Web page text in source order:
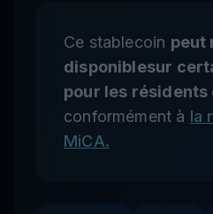
Ce stablecoin peut
disponiblesur
pour les résidents
conformément à la
MiCA.